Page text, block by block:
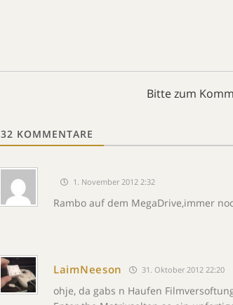
Bitte zum
32 KOMMENTARE
1. November 2012 2:32
Rambo auf dem MegaDrive,immer
LaimNeeson 31. Oktober 2012 22:20
ohje, da gabs n Haufen